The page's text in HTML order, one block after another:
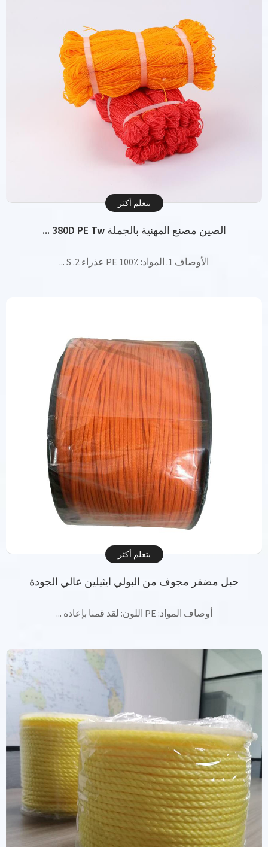
الصين مصنع المهنية بالجملة 380D PE Tw ...
الأوصاف 1. المواد: PE 100٪ عذراء 2. S ...
يتعلم أكثر
حبل مضفر مجوف من البولي ايثيلين عالي الجودة
أوصاف المواد: PE اللون: لقد قمنا بإعادة ...
يتعلم أكثر